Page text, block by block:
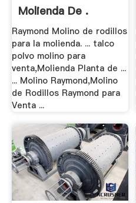
Molienda De .
Raymond Molino de rodillos
para la molienda. ... talco
polvo molino para
venta,Molienda Planta de ...
... Molino Raymond,Molino
de Rodillos Raymond para
Venta ...